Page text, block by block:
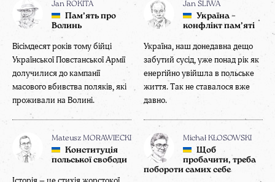
Jan ROKITA
Пам’ять про
Волинь
Вісімдесят років тому бійці
Української Повстанської Армії
долучилися до кампанії
масового вбивства поляків, які
проживали на Волині.
Jan ŚLIWA
Україна –
конфлікт пам’яті
Україна, наш донедавна дещо
забутий сусід, уже понад рік як
енергійно увійшла в польське
життя. Так не ставалося вже
давно.
Mateusz MORAWIECKI
Конституція
польської свободи
Michał KŁOSOWSKI
Щоб
пробачити, треба
побороти самих себе